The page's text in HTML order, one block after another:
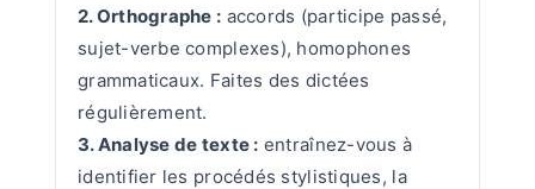
2. Orthographe : accords (participe passé,
sujet-verbe complexes), homophones
grammaticaux. Faites des dictées
régulièrement.
3. Analyse de texte : entraînez-vous à
identifier les procédés stylistiques, la